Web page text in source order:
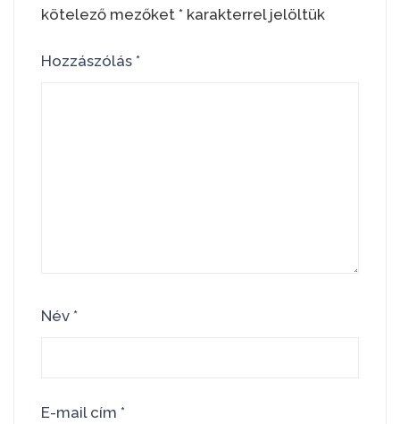
kötelező mezőket * karakterrel jelöltük
Hozzászólás *
Név *
E-mail cím *